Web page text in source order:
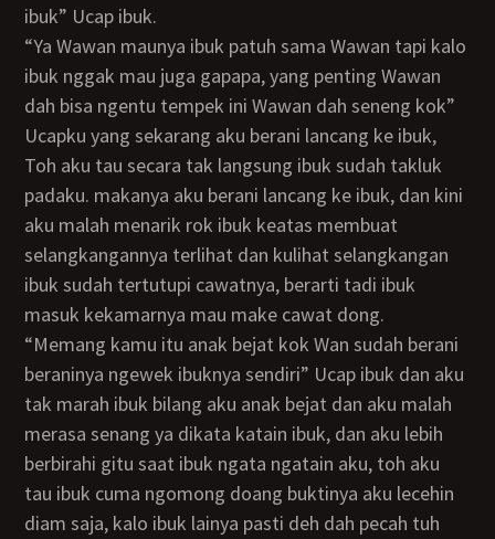
ibuk” Ucap ibuk.
“Ya Wawan maunya ibuk patuh sama Wawan tapi kalo
ibuk nggak mau juga gapapa, yang penting Wawan
dah bisa ngentu tempek ini Wawan dah seneng kok”
Ucapku yang sekarang aku berani lancang ke ibuk,
Toh aku tau secara tak langsung ibuk sudah takluk
padaku. makanya aku berani lancang ke ibuk, dan kini
aku malah menarik rok ibuk keatas membuat
selangkangannya terlihat dan kulihat selangkangan
ibuk sudah tertutupi cawatnya, berarti tadi ibuk
masuk kekamarnya mau make cawat dong.
“memang kamu itu anak bejat kok Wan sudah berani
beraninya ngewek ibuknya sendiri” Ucap ibuk dan aku
tak marah ibuk bilang aku anak bejat dan aku malah
merasa senang ya dikata katain ibuk, dan aku lebih
berbirahi gitu saat ibuk ngata ngatain aku, toh aku
tau ibuk cuma ngomong doang buktinya aku lecehin
diam saja, kalo ibuk lainya pasti deh dah pecah tuh